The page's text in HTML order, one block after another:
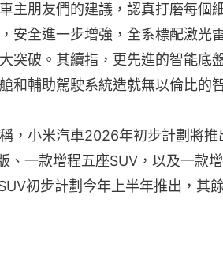
主朋友們的建議，認真打磨每個
安全進一步增強，全系標配激光
突破。其續指，更先進的智能底
和輔助駕駛系統造就無以倫比的
，小米汽車2026年初步計劃將
、一款增程五座SUV，以及一款
初步計劃今年上半年推出，其